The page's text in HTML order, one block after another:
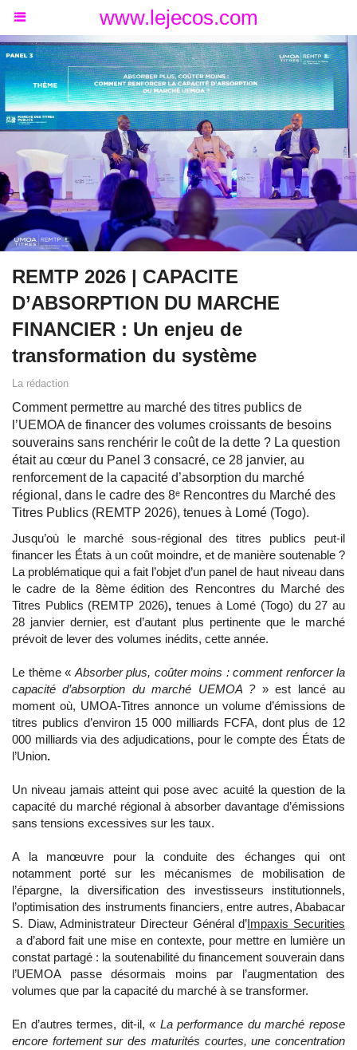
www.lejecos.com
REMTP 2026 | CAPACITE
D’ABSORPTION DU MARCHE
FINANCIER : Un enjeu de
transformation du système
La rédaction
Comment permettre au marché des titres publics de
l’UEMOA de financer des volumes croissants de besoins
souverains sans renchérir le coût de la dette ? La question
était au cœur du Panel 3 consacré, ce 28 janvier, au
renforcement de la capacité d’absorption du marché
régional, dans le cadre des 8ᵉ Rencontres du Marché des
Titres Publics (REMTP 2026), tenues à Lomé (Togo).
Jusqu’où le marché sous-régional des titres publics peut-il
financer les États à un coût moindre, et de manière soutenable ?
La problématique qui a fait l’objet d’un panel de haut niveau dans
le cadre de la 8ème édition des Rencontres du Marché des
Titres Publics (REMTP 2026), tenues à Lomé (Togo) du 27 au
28 janvier dernier, est d’autant plus pertinente que le marché
prévoit de lever des volumes inédits, cette année.
Le thème « Absorber plus, coûter moins : comment renforcer la
capacité d’absorption du marché UEMOA ? »​ est lancé au
moment où, UMOA-Titres annonce un volume d’émissions de
titres publics d’environ 15 000 milliards FCFA, dont plus de 12
000 milliards via des adjudications, pour le compte des États de
l’Union.
Un niveau jamais atteint qui pose avec acuité la question de la
capacité du marché régional à absorber davantage d’émissions
sans tensions excessives sur les taux.
A la manœuvre pour la conduite des échanges qui ont
notamment porté sur les mécanismes de mobilisation de
l’épargne, la diversification des investisseurs institutionnels,
l’optimisation des instruments financiers, entre autres, Ababacar
S. Diaw, Administrateur Directeur Général d’Impaxis Securities
a d’abord fait une mise en contexte, pour mettre en lumière un
constat partagé : la soutenabilité du financement souverain dans
l’UEMOA passe désormais moins par l’augmentation des
volumes que par la capacité du marché à se transformer.​
En d’autres termes, dit-il, « La performance du marché repose
encore fortement sur des maturités courtes, une concentration